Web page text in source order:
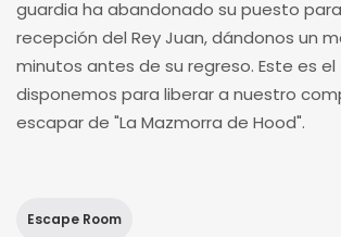
guardia ha abandonado su puesto
recepción del Rey Juan, dándonos un
minutos antes de su regreso. Este es
disponemos para liberar a nuestro
escapar de "La Mazmorra de Hood".
Escape Room